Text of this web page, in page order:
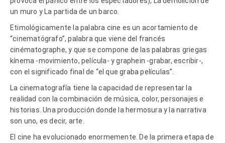
un muro y La partida de un barco.
Etimológicamente la palabra cine es un acortamiento de
“cinematógrafo”, palabra que viene del francés
cinématographe, y que se compone de las palabras griegas
kínema -movimiento, película- y graphein -grabar, escribir-,
con el significado final de “el que graba películas”.
La cinematografía tiene la capacidad de representar la
realidad con la combinación de música, color, personajes e
historias. Una producción donde la hermosura y la narrativa
son uno, es decir, arte.
El cine ha evolucionado enormemente. De la primera etapa de